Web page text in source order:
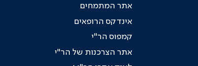
אתר המתמחים
אינדקס הרופאים
קמפוס הר"י
אתר הצרכנות של הר"י